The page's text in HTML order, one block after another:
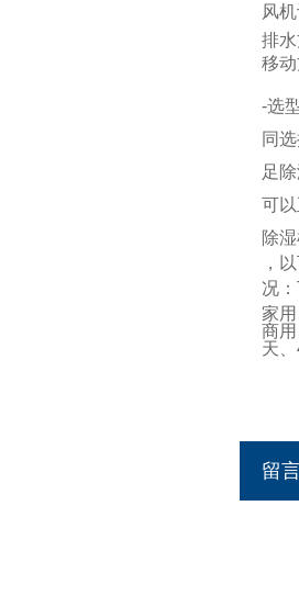
风
排
移
-选
同
足
可
除
，
况：
家
商
天、
留